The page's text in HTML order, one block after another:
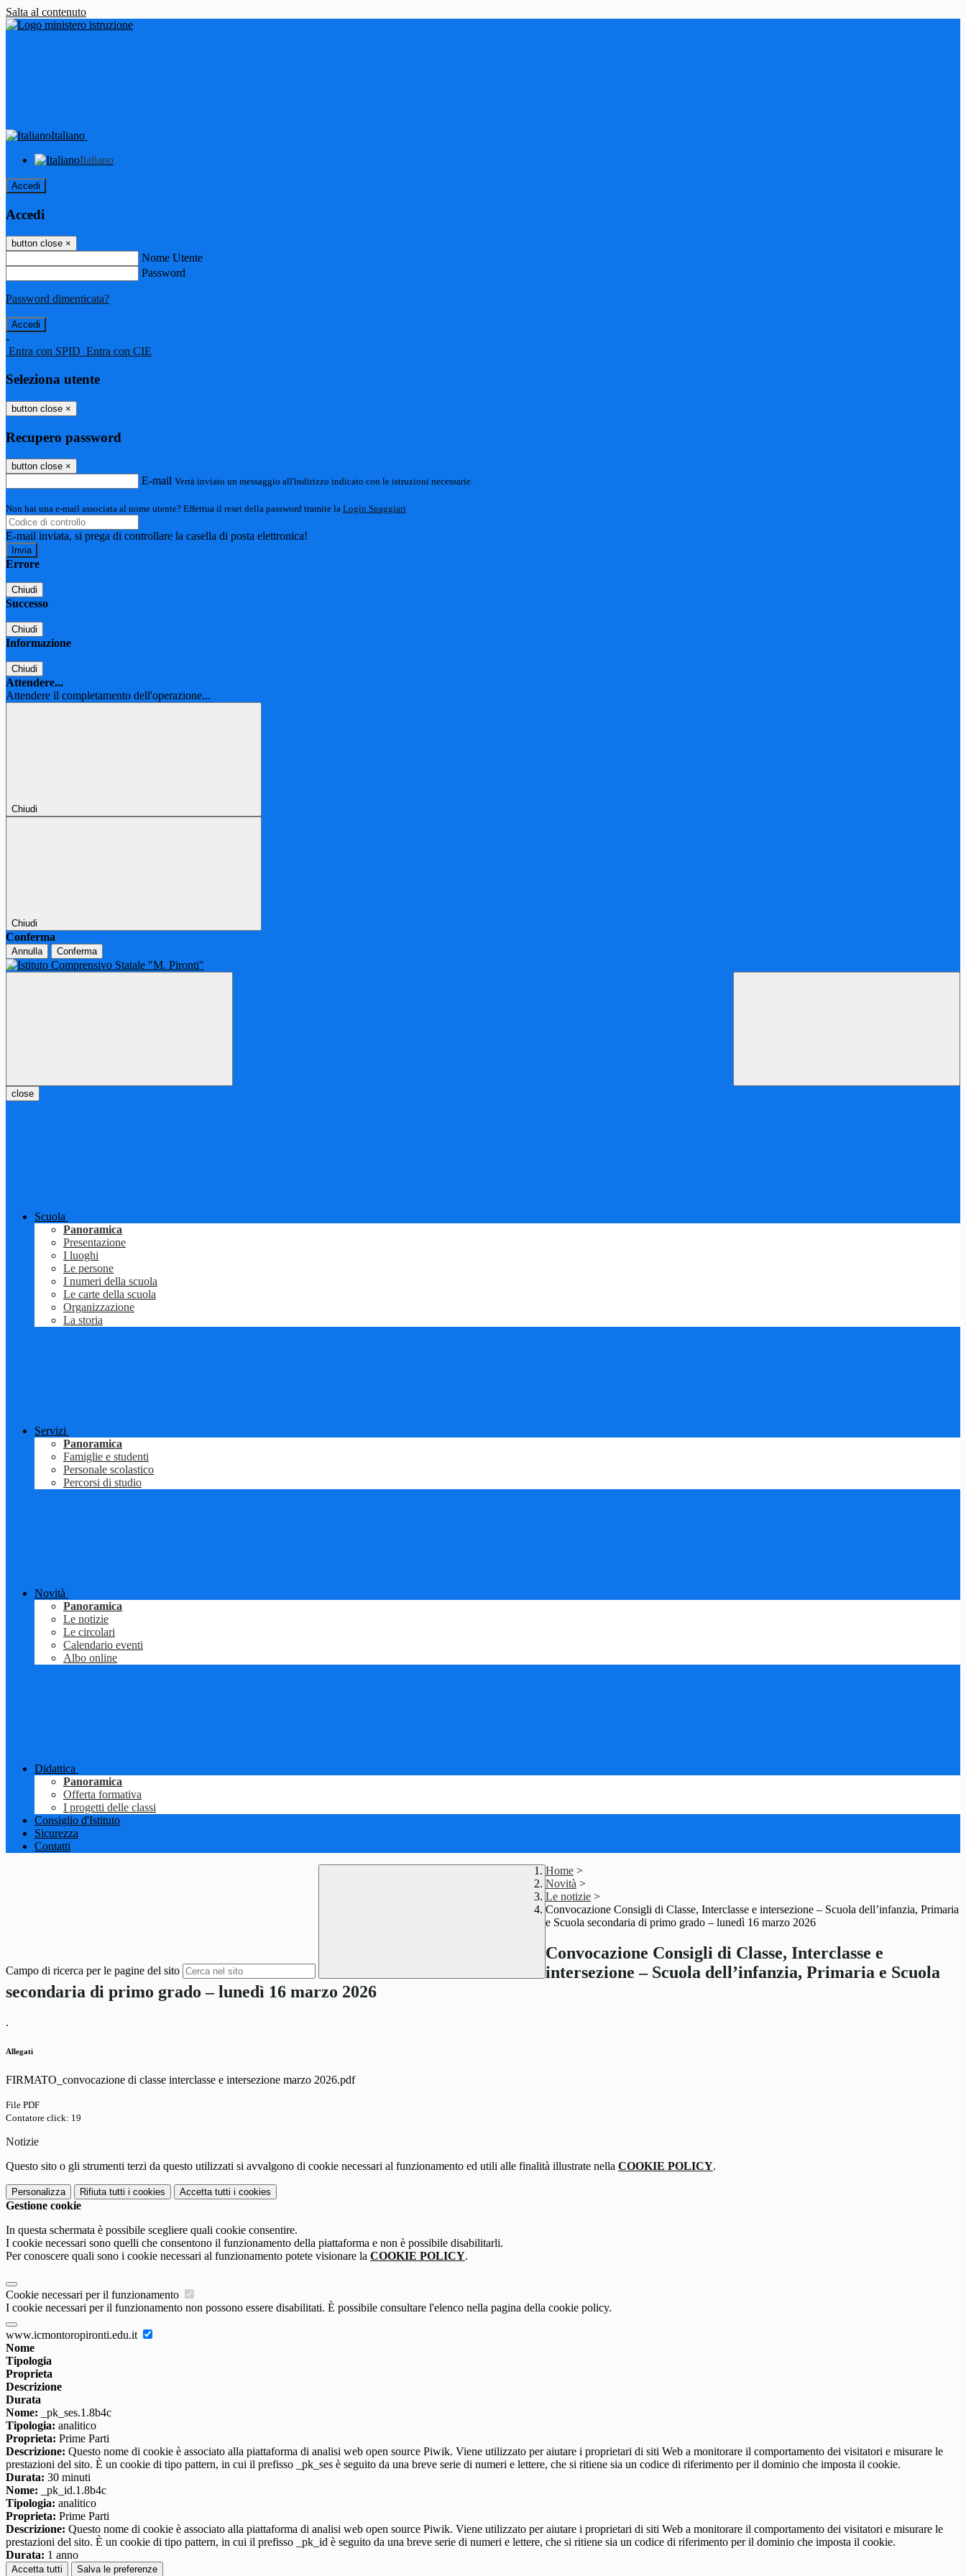
Salta al contenuto
Italiano
Italiano
Accedi
Accedi
button close ×
Nome Utente
Password
Password dimenticata?
-
Entra con SPID Entra con CIE
Seleziona utente
button close ×
Recupero password
button close ×
E-mail Verrà inviato un messaggio all'indirizzo indicato con le istruzioni necessarie.
Non hai una e-mail associata al nome utente? Effettua il reset della password tramite la Login Spaggiari
E-mail inviata, si prega di controllare la casella di posta elettronica!
Errore
Chiudi
Successo
Chiudi
Informazione
Chiudi
Attendere...
Attendere il completamento dell'operazione...
Chiudi
Chiudi
Conferma
Annulla Conferma
close
Scuola
Panoramica
Presentazione
I luoghi
Le persone
I numeri della scuola
Le carte della scuola
Organizzazione
La storia
Servizi
Panoramica
Famiglie e studenti
Personale scolastico
Percorsi di studio
Novità
Panoramica
Le notizie
Le circolari
Calendario eventi
Albo online
Didattica
Panoramica
Offerta formativa
I progetti delle classi
Consiglio d'Istituto
Sicurezza
Contatti
Campo di ricerca per le pagine del sito
Home >
Novità >
Le notizie >
Convocazione Consigli di Classe, Interclasse e intersezione – Scuola dell’infanzia, Primaria
e Scuola secondaria di primo grado – lunedì 16 marzo 2026
Convocazione Consigli di Classe, Interclasse e
intersezione – Scuola dell’infanzia, Primaria e Scuola
secondaria di primo grado – lunedì 16 marzo 2026
.
Allegati
FIRMATO_convocazione di classe interclasse e intersezione marzo 2026.pdf
File PDF
Contatore click: 19
Notizie
Questo sito o gli strumenti terzi da questo utilizzati si avvalgono di cookie necessari al funzionamento ed utili alle finalità illustrate nella COOKIE POLICY.
Personalizza Rifiuta tutti i cookies Accetta tutti i cookies
Gestione cookie
In questa schermata è possibile scegliere quali cookie consentire.
I cookie necessari sono quelli che consentono il funzionamento della piattaforma e non è possibile disabilitarli.
Per conoscere quali sono i cookie necessari al funzionamento potete visionare la COOKIE POLICY.
Cookie necessari per il funzionamento
I cookie necessari per il funzionamento non possono essere disabilitati. È possibile consultare l'elenco nella pagina della cookie policy.
www.icmontoropironti.edu.it
Nome
Tipologia
Proprieta
Descrizione
Durata
Nome: _pk_ses.1.8b4c
Tipologia: analitico
Proprieta: Prime Parti
Descrizione: Questo nome di cookie è associato alla piattaforma di analisi web open source Piwik. Viene utilizzato per aiutare i proprietari di siti Web a monitorare il comportamento dei visitatori e misurare le
prestazioni del sito. È un cookie di tipo pattern, in cui il prefisso _pk_ses è seguito da una breve serie di numeri e lettere, che si ritiene sia un codice di riferimento per il dominio che imposta il cookie.
Durata: 30 minuti
Nome: _pk_id.1.8b4c
Tipologia: analitico
Proprieta: Prime Parti
Descrizione: Questo nome di cookie è associato alla piattaforma di analisi web open source Piwik. Viene utilizzato per aiutare i proprietari di siti Web a monitorare il comportamento dei visitatori e misurare le
prestazioni del sito. È un cookie di tipo pattern, in cui il prefisso _pk_id è seguito da una breve serie di numeri e lettere, che si ritiene sia un codice di riferimento per il dominio che imposta il cookie.
Durata: 1 anno
Accetta tutti Salva le preferenze